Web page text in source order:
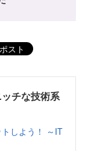
ポスト
チな技術系
トしよう！ ～IT